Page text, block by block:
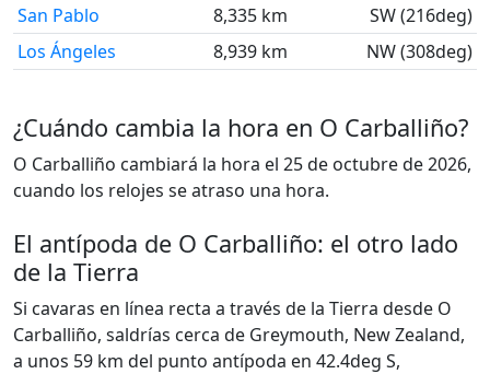
San Pablo 8,335 km
SW (216deg)
Los Ángeles
8,939 km NW (308deg)
¿Cuándo cambia la hora en O Carballiño?
O Carballiño cambiará la hora el 25 de octubre de 2026,
cuando los relojes se atraso una hora.
El antípoda de O Carballiño: el otro lado
de la Tierra
Si cavaras en línea recta a través de la Tierra desde O
Carballiño, saldrías cerca de Greymouth, New Zealand,
a unos 59 km del punto antípoda en 42.4deg S,